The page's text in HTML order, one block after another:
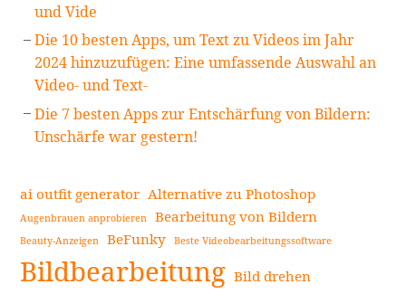
und Vide
Die 10 besten Apps, um Text zu Videos im Jahr
2024 hinzuzufügen: Eine umfassende Auswahl an
Video- und Text-
Die 7 besten Apps zur Entschärfung von Bildern:
Unschärfe war gestern!
ai outfit generator Alternative zu Photoshop
Augenbrauen anprobieren Bearbeitung von Bildern
Beauty-Anzeigen BeFunky Beste Videobearbeitungssoftware
Bildbearbeitung Bild drehen